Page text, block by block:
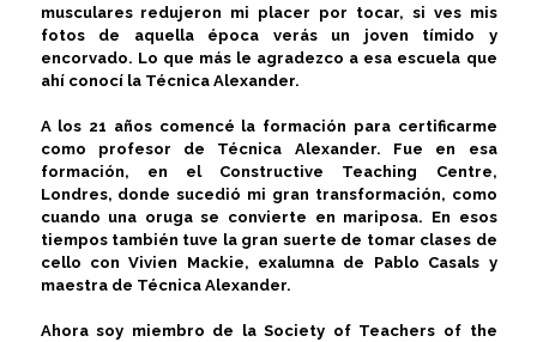
musculares redujeron mi placer por tocar, si ves mis
fotos de aquella época verás un joven tímido y
encorvado. Lo que más le agradezco a esa escuela que
ahí conocí la Técnica Alexander.
A los 21 años comencé la formación para certificarme
como profesor de Técnica Alexander. Fue en esa
formación, en el Constructive Teaching Centre,
Londres, donde sucedió mi gran transformación, como
cuando una oruga se convierte en mariposa. En esos
tiempos también tuve la gran suerte de tomar clases de
cello con Vivien Mackie, exalumna de Pablo Casals y
maestra de Técnica Alexander.
Ahora soy miembro de la Society of Teachers of the